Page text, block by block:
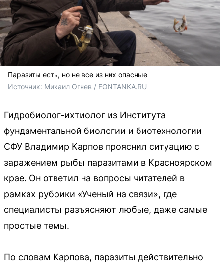
Паразиты есть, но не все из них опасные
Источник: Михаил Огнев / FONTANKA.RU
Гидробиолог-ихтиолог из Института
фундаментальной биологии и биотехнологии
СФУ Владимир Карпов прояснил ситуацию с
заражением рыбы паразитами в Красноярском
крае. Он ответил на вопросы читателей в
рамках рубрики «Ученый на связи», где
специалисты разъясняют любые, даже самые
простые темы.
По словам Карпова, паразиты действительно